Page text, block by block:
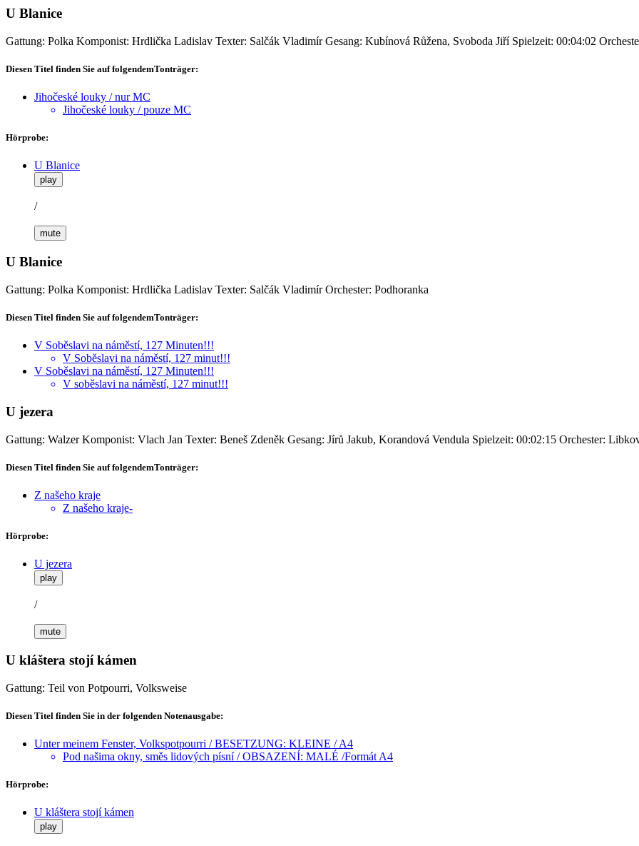
U Blanice
Gattung: Polka Komponist: Hrdlička Ladislav Texter: Salčák Vladimír Gesang: Kubínová Růžena, Svoboda Jiří Spielzeit: 00:04:02
Diesen Titel finden Sie auf folgendemTonträger:
Jihočeské louky / nur MC
Jihočeské louky / pouze MC
Hörprobe:
U Blanice
play
/
mute
U Blanice
Gattung: Polka Komponist: Hrdlička Ladislav Texter: Salčák Vladimír Orchester: Podhoranka
Diesen Titel finden Sie auf folgendemTonträger:
V Soběslavi na náměstí, 127 Minuten!!!
V Soběslavi na náměstí, 127 minut!!!
V Soběslavi na náměstí, 127 Minuten!!!
V soběslavi na náměstí, 127 minut!!!
U jezera
Gattung: Walzer Komponist: Vlach Jan Texter: Beneš Zdeněk Gesang: Jírů Jakub, Korandová Vendula Spielzeit: 00:02:15 Orchester:
Diesen Titel finden Sie auf folgendemTonträger:
Z našeho kraje
Z našeho kraje-
Hörprobe:
U jezera
play
/
mute
U kláštera stojí kámen
Gattung: Teil von Potpourri, Volksweise
Diesen Titel finden Sie in der folgenden Notenausgabe:
Unter meinem Fenster, Volkspotpourri / BESETZUNG: KLEINE / A4
Pod našima okny, směs lidových písní / OBSAZENÍ: MALÉ /Formát A4
Hörprobe:
U kláštera stojí kámen
play